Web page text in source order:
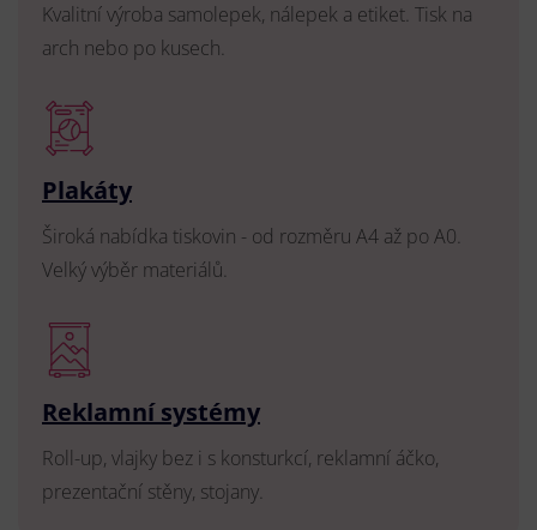
Kvalitní výroba samolepek, nálepek a etiket. Tisk na
arch nebo po kusech.
Plakáty
Široká nabídka tiskovin - od rozměru A4 až po A0.
Velký výběr materiálů.
Reklamní systémy
Roll-up, vlajky bez i s konsturkcí, reklamní áčko,
prezentační stěny, stojany.